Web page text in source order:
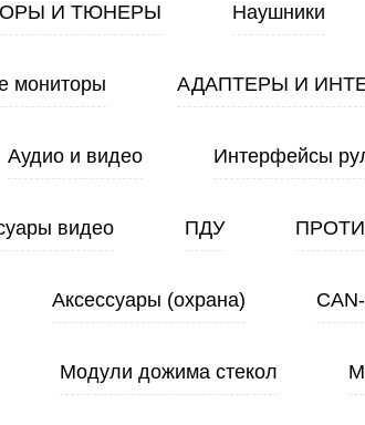
И ТЮНЕРЫ Наушники
мониторы АДАПТЕРЫ И
Аудио и видео Интерфейсы
видео ПДУ
Аксессуары (охрана)
Модули дожима стекол